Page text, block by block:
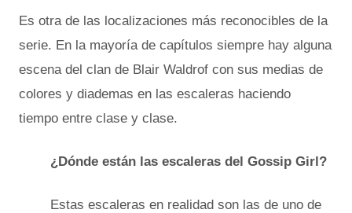
Es otra de las localizaciones más reconocibles de la
serie. En la mayoría de capítulos siempre hay alguna
escena del clan de Blair Waldrof con sus medias de
colores y diademas en las escaleras haciendo
tiempo entre clase y clase.
¿Dónde están las escaleras del Gossip Girl?
Estas escaleras en realidad son las de uno de